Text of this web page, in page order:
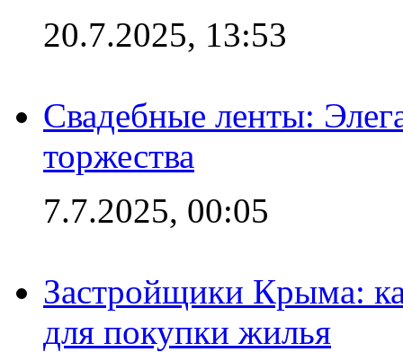
20.7.2025, 13:53
Свадебные ленты:
торжества
7.7.2025, 00:05
Застройщики Крыма:
для покупки жилья